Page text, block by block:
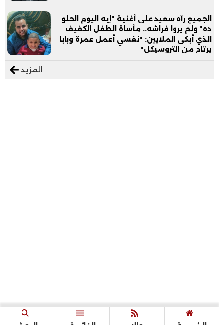
الجميع رآه سعيد على أغنية "إيه اليوم الحلو
ده" ولم يروا فراشه.. مأساة الطفل الكفيف
الذي أبكى الملايين: "نفسي أعمل عمرة وبابا
يرتاح من التروسيكل"
المزيد